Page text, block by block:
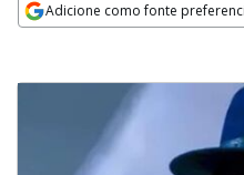
Adicione como fonte